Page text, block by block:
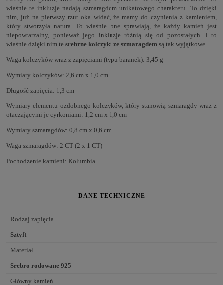
właśnie te inkluzje nadają szmaragdom unikatowego charakteru. To dzięki
nim, już na pierwszy rzut oka widać, że mamy do czynienia z kamieniem,
który stworzyła natura. To właśnie one sprawiają, że każdy kamień jest
niepowtarzalny, ponieważ jego inkluzje różnią się od pozostałych. I to
właśnie dzięki nim te srebrne kolczyki ze szmaragdem są tak wyjątkowe.
Waga kolczyków wraz z zapięciami (typu baranek): 3,45 g
Wymiary kolczyków: 2,6 cm x 1,0 cm
Długość zapięcia: 1,3 cm
Wymiary elementu ozdobnego kolczyków, który stanowią szmaragdy wraz z
otaczającymi je cyrkoniami: 1,2 cm x 1,0 cm
Wymiary szmaragdów: 0,8 cm x 0,6 cm
Waga szmaragdów: 2 CT (2 x 1 CT)
Pochodzenie kamieni: Kolumbia
DANE TECHNICZNE
Rodzaj zapięcia
Sztyft
Materiał
Srebro rodowane 925
Główny kamień